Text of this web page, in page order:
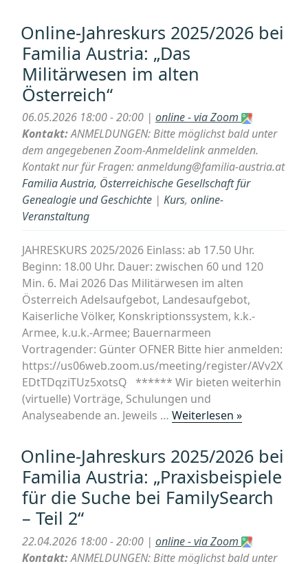
2025/2026
bei
Männerleben
durch
die
Online-Jahreskurs 2025/2026 bei
Familia Austria: „Das
Militärwesen im alten
Österreich“
06.05.2026 18:00 - 20:00 | online - via Zoom
Kontakt:ANMELDUNGEN: Bitte möglichst bald unter
dem angegebenen Zoom-Anmeldelink anmelden.
Kontakt nur für Fragen: anmeldung@familia-austria.at
Familia Austria, Österreichische Gesellschaft für
Genealogie und Geschichte | Kurs, online-
Veranstaltung
JAHRESKURS 2025/2026 Einlass: ab 17.50 Uhr.
Beginn: 18.00 Uhr. Dauer: zwischen 60 und 120
Min. 6. Mai 2026 Das Militärwesen im alten
Österreich Adelsaufgebot, Landesaufgebot,
Kaiserliche Völker, Konskriptionssystem, k.k.-
Armee, k.u.k.-Armee; Bauernarmeen
Vortragender: Günter OFNER Bitte hier anmelden:
https://us06web.zoom.us/meeting/register/AVv2X
EDtTDqziTUz5xotsQ ****** Wir bieten weiterhin
(virtuelle) Vorträge, Schulungen und
Analyseabende an. Jeweils … Weiterlesen »„Online-
2025/2026
bei
Familia
Austria:
im
Online-Jahreskurs 2025/2026 bei
Familia Austria: „Praxisbeispiele
für die Suche bei FamilySearch
– Teil 2“
22.04.2026 18:00 - 20:00 | online - via Zoom
Kontakt:ANMELDUNGEN: Bitte möglichst bald unter